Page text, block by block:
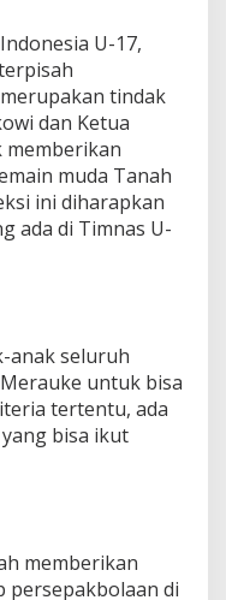
U-17,
tindak
dan Ketua
memberikan
muda Tanah
ini diharapkan
ada di Timnas U-
anak seluruh
untuk bisa
tertentu, ada
bisa ikut
memberikan
persepakbolaan di